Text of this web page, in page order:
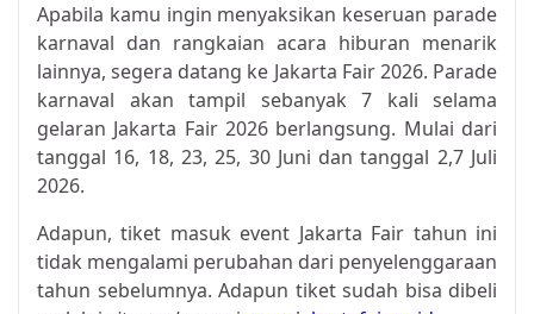
Apabila kamu ingin menyaksikan keseruan parade
karnaval dan rangkaian acara hiburan menarik
lainnya, segera datang ke Jakarta Fair 2026. Parade
karnaval akan tampil sebanyak 7 kali selama
gelaran Jakarta Fair 2026 berlangsung. Mulai dari
tanggal 16, 18, 23, 25, 30 Juni dan tanggal 2,7 Juli
2026.
Adapun, tiket masuk event Jakarta Fair tahun ini
tidak mengalami perubahan dari penyelenggaraan
tahun sebelumnya. Adapun tiket sudah bisa dibeli